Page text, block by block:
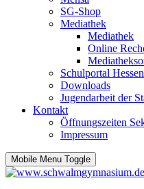
SG-Shop
Mediathek
Mediathek
Online
Schulportal Hessen
Downloads
Jugendarbeit der
Kontakt
Öffnungszeiten
Impressum
Mobile Menu Toggle